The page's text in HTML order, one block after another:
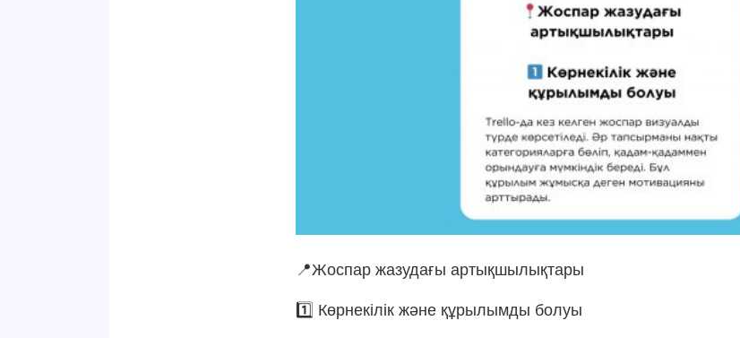
📍Жоспар жазудағы артықшылықтары
1️⃣ Көрнекілік және құрылымды болуы